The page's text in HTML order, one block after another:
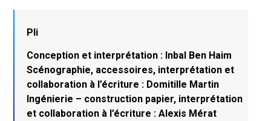
Pli
Conception et interprétation : Inbal Ben Haim
Scénographie, accessoires, interprétation et
collaboration à l’écriture : Domitille Martin
Ingénierie – construction papier, interprétation
et collaboration à l’écriture : Alexis Mérat